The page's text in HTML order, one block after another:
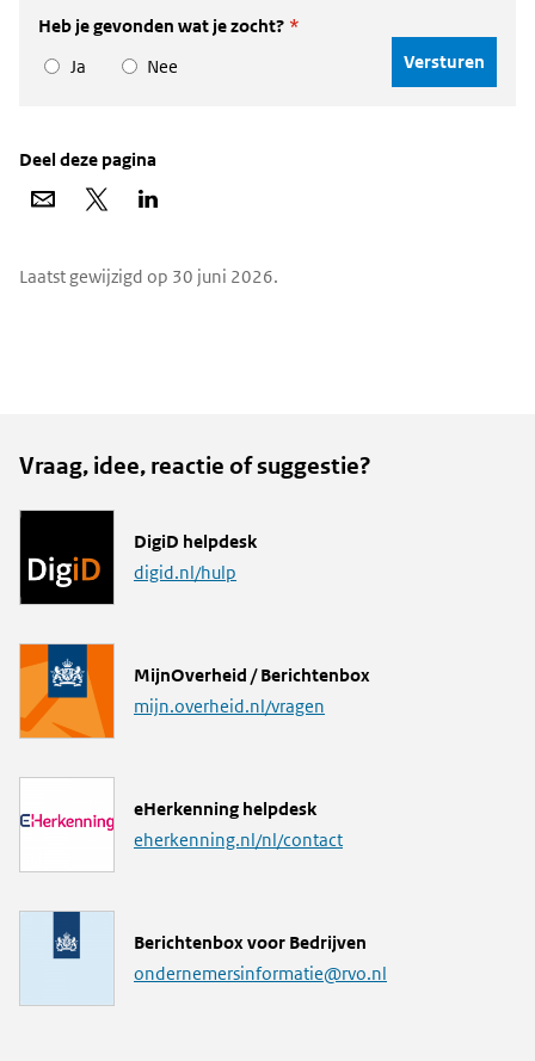
Heb je gevonden wat je zocht? *
Ja
Nee
Deel deze pagina
Deel
Deel
Widgetruimte
Laatst gewijzigd op 30 juni 2026.
Vraag, idee, reactie of suggestie?
L
i
DigiD helpdesk
digid.nl/hulp
L
i
MijnOverheid / Berichtenbox
mijn.overheid.nl/vragen
L
i
eHerkenning helpdesk
eherkenning.nl/nl/contact
M
a
Berichtenbox voor Bedrijven
ondernemersinformatie@rvo.nl